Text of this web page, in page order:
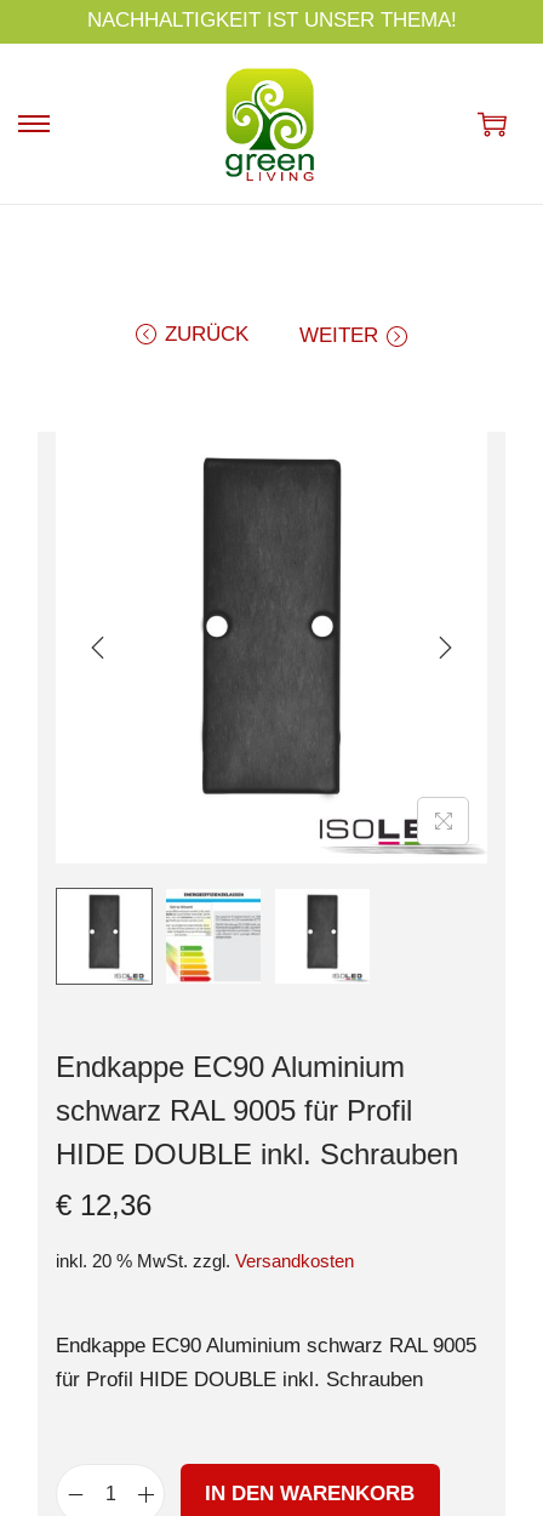
p
NACHHALTIGKEIT IST UNSER THEMA!
ZURÜCK WEITER
Endkappe EC90 Aluminium
schwarz RAL 9005 für Profil
HIDE DOUBLE inkl. Schrauben
€ 12,36
inkl. 20 % MwSt. zzgl. Versandkosten
Endkappe EC90 Aluminium schwarz RAL 9005
für Profil HIDE DOUBLE inkl. Schrauben
IN DEN WARENKORB